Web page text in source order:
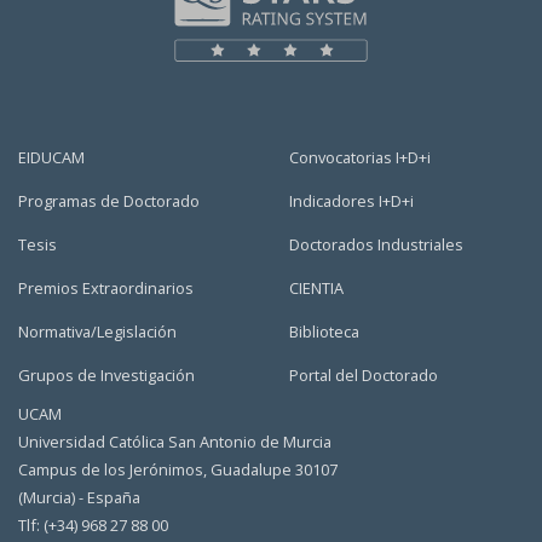
EIDUCAM
Programas de Doctorado
Tesis
Premios Extraordinarios
Normativa/Legislación
Grupos de Investigación
Convocatorias I+D+i
Indicadores I+D+i
Doctorados Industriales
CIENTIA
Biblioteca
Portal del Doctorado
UCAM
Universidad Católica San Antonio de Murcia
Campus de los Jerónimos, Guadalupe 30107
(Murcia) - España
Tlf: (+34) 968 27 88 00